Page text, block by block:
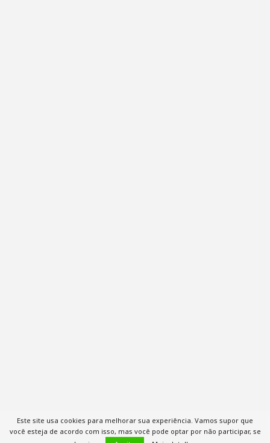
Este site usa cookies para melhorar sua experiência. Vamos supor que
você esteja de acordo com isso, mas você pode optar por não participar, se